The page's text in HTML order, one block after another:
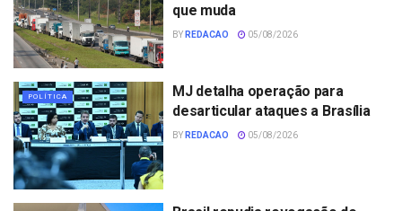
que muda
BY REDACAO 05/08/2026
POLÍTICA
MJ detalha operação para
desarticular ataques a Brasília
BY REDACAO 05/08/2026